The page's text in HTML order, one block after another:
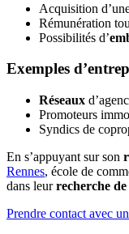
Acquisition
Rémunération
Possibilités d’
Exemples
Réseaux
Promoteurs
Syndics de
En s’appuyant sur son
Rennes, école de
dans leurrecherche de
Prendre contact avec